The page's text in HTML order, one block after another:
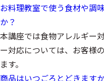
お料理教室で使う食材や調
か？
本講座では食物アレルギー
ー対応については、お客様
ます。
商品はいつごろとどきます